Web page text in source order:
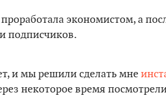
экономистом, а
подписчиков.
и мы решили сделать мне
некоторое время